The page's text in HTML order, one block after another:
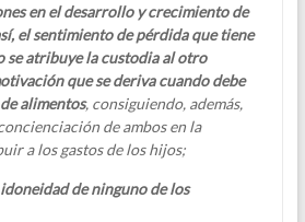
en el desarrollo y crecimiento de
el sentimiento de pérdida que tiene
se atribuye la custodia al otro
que se deriva cuando debe
alimentos, consiguiendo, además,
de ambos en la
a los gastos de los hijos;
de ninguno de los